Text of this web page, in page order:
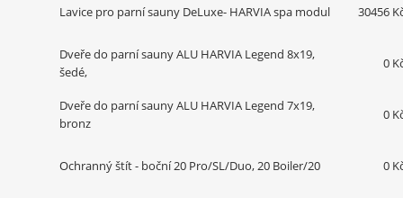
Lavice pro parní sauny DeLuxe- HARVIA spa modul 30456
Dveře do parní sauny ALU HARVIA Legend 8x19,
šedé,
0
Dveře do parní sauny ALU HARVIA Legend 7x19,
bronz
0
Ochranný štít - boční 20 Pro/SL/Duo, 20 Boiler/20 0